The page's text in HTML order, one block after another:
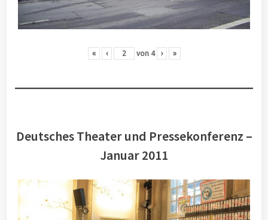
« ‹ von 4 › »
Deutsches Theater und Pressekonferenz –
Januar 2011